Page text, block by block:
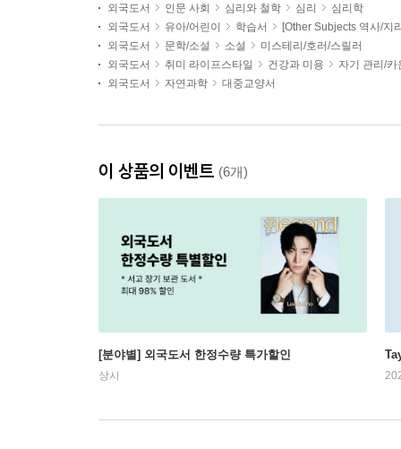
외국도서
인문 사회 심리와 철학 심리
심리학
외국도서
유아/어린이 학습서
[Other Subjects 역사/지
외국도서
문학/소설 소설
미스테리/호러/스릴러
외국도서
취미 라이프스타일 건강과 미용
자기 관리/카
외국도서
자연과학 대중교양서
이 상품의 이벤트 (6개)
[분야별] 외국도서 한정수량 특가할인
상시